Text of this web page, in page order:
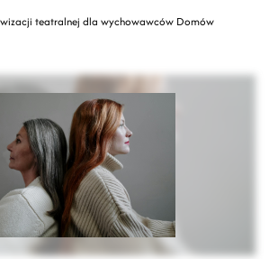
teatralnej dla wychowawców Domów